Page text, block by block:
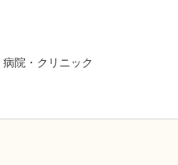
病院・クリニック